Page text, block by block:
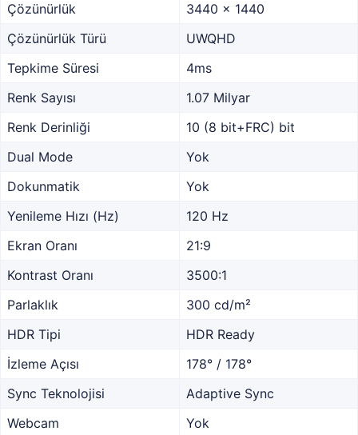
Çözünürlük
3440 x 1440
Çözünürlük Türü
UWQHD
Tepkime Süresi
4ms
Renk Sayısı
1.07 Milyar
Renk Derinliği
10 (8 bit+FRC) bit
Dual Mode
Yok
Dokunmatik
Yok
Yenileme Hızı (Hz)
120 Hz
Ekran Oranı
21:9
Kontrast Oranı
3500:1
Parlaklık
300 cd/m²
HDR Tipi
HDR Ready
İzleme Açısı
178° / 178°
Sync Teknolojisi
Adaptive Sync
Webcam
Yok